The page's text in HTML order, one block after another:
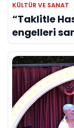
KÜLTÜR VE SANAT
“Taklitle
engelleri